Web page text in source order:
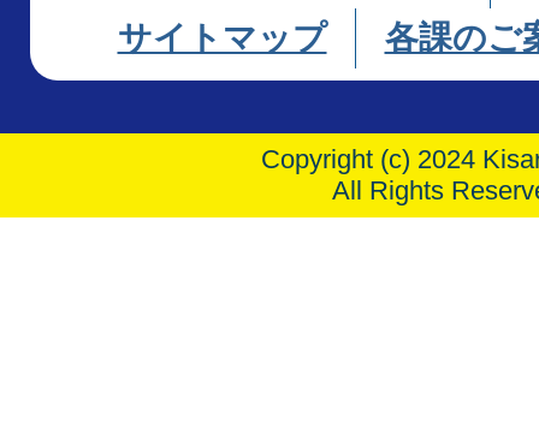
サイトマップ
各課のご
Copyright (c) 2024
All Rights